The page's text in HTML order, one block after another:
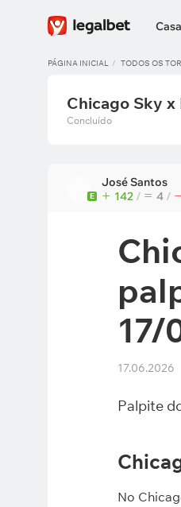
PÁGINA INICIAL TODOS OS
Chicago Sky
Concluído
E
José Santos
142 / 4 /
17/
17.06.2026
Palpite
No